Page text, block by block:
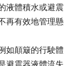
液體積水或避震
再有效地管理懸
如顛簸的行駛體
避震器液體流失